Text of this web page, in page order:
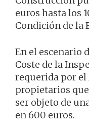
euros hasta los
Condición de la
En el escenario
Coste de la
requerida por
propietarios
ser objeto de
en 600 euros.